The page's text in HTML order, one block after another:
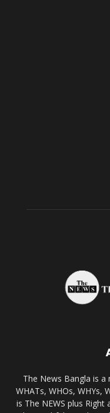
The News Bangla is a
WHATs, WHOs, WHYs,
is The NEWS plus